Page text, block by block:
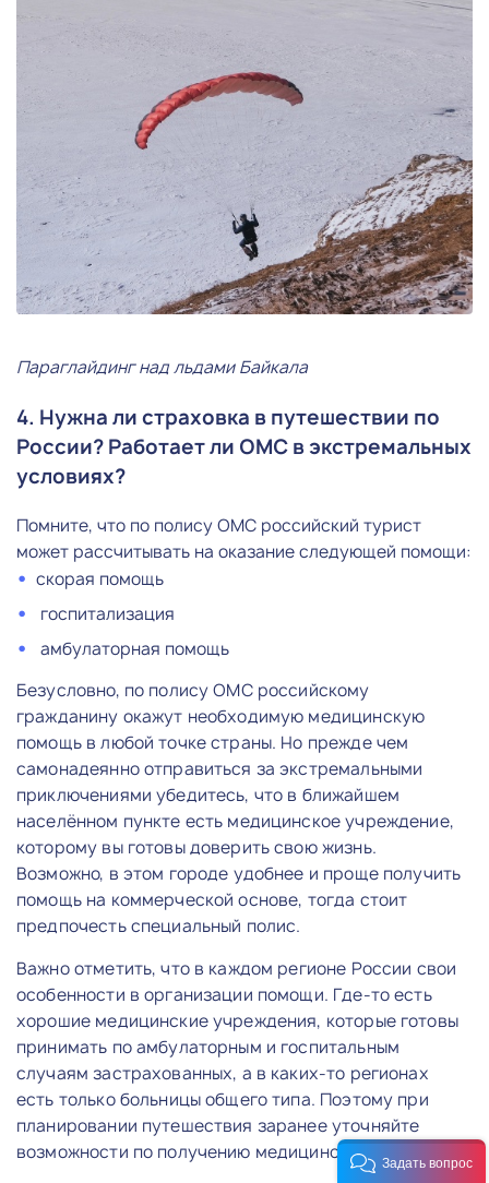
Параглайдинг над льдами Байкала
4. Нужна ли страховка в путешествии по
России? Работает ли ОМС в экстремальных
условиях?
Помните, что по полису ОМС российский турист
может рассчитывать на оказание следующей помощи:
скорая помощь
госпитализация
амбулаторная помощь
Безусловно, по полису ОМС российскому
гражданину окажут необходимую медицинскую
помощь в любой точке страны. Но прежде чем
самонадеянно отправиться за экстремальными
приключениями убедитесь, что в ближайшем
населённом пункте есть медицинское учреждение,
которому вы готовы доверить свою жизнь.
Возможно, в этом городе удобнее и проще получить
помощь на коммерческой основе, тогда стоит
предпочесть специальный полис.
Важно отметить, что в каждом регионе России свои
особенности в организации помощи. Где-то есть
хорошие медицинские учреждения, которые готовы
принимать по амбулаторным и госпитальным
случаям застрахованных, а в каких-то регионах
есть только больницы общего типа. Поэтому при
планировании путешествия заранее уточняйте
возможности по получению медицинской помощи.
Задать вопрос